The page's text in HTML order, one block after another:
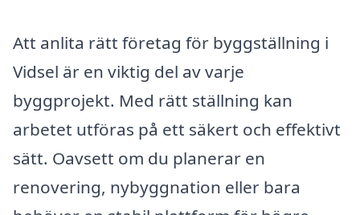
Att anlita rätt företag för byggställning i
Vidsel är en viktig del av varje
byggprojekt. Med rätt ställning kan
arbetet utföras på ett säkert och effektivt
sätt. Oavsett om du planerar en
renovering, nybyggnation eller bara